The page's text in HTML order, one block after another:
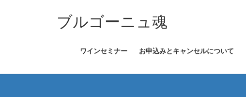
ス
ン
ブルゴーニュ魂
ワインセミナー お申込みとキャンセルについて